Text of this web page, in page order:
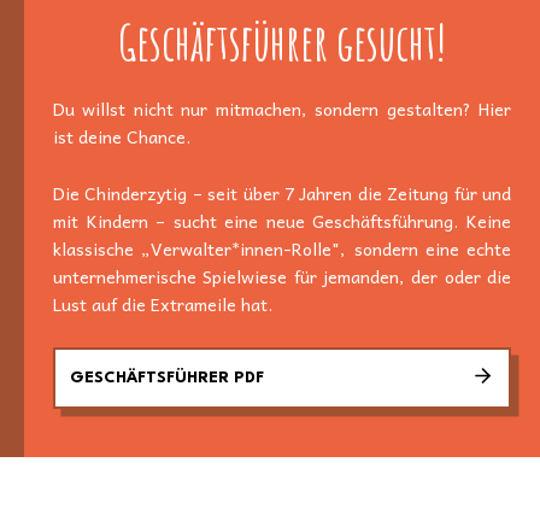
Geschäftsführer gesucht!
Du willst nicht nur mitmachen, sondern gestalten? Hier
ist deine Chance.
Die Chinderzytig – seit über 7 Jahren die Zeitung für und
mit Kindern – sucht eine neue Geschäftsführung. Keine
klassische „Verwalter*innen-Rolle", sondern eine echte
unternehmerische Spielwiese für jemanden, der oder die
Lust auf die Extrameile hat.
GESCHÄFTSFÜHRER PDF